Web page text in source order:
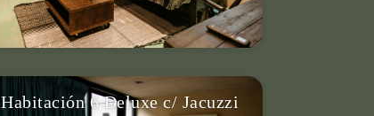
Habitación 6 Deluxe c/ Jacuzzi